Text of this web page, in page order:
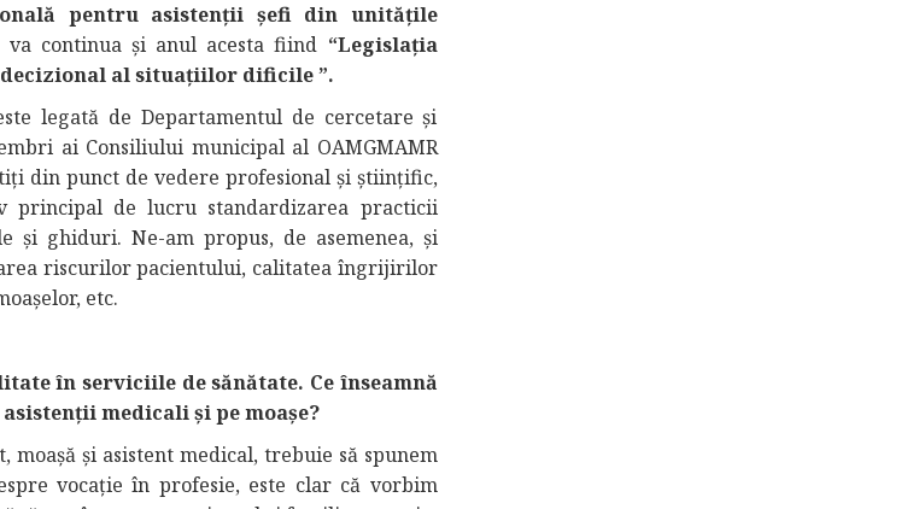
pentru asistenții șefi din unitățile
continua și anul acesta fiind “Legislația
al situațiilor dificile ”.
legată de Departamentul de cercetare şi
ai Consiliului municipal al OAMGMAMR
din punct de vedere profesional și științific,
principal de lucru standardizarea practicii
şi ghiduri. Ne-am propus, de asemenea, și
riscurilor pacientului, calitatea îngrijirilor
etc.
în serviciile de sănătate. Ce înseamnă
medicali și pe moașe?
și asistent medical, trebuie să spunem
vocaţie în profesie, este clar că vorbim